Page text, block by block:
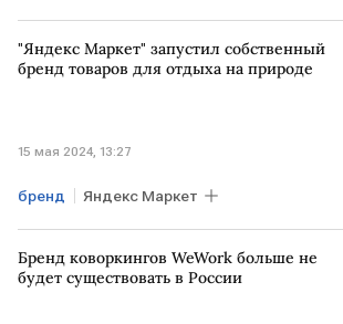
МОСКВА
"Яндекс Маркет" запустил собственный
бренд товаров для отдыха на природе
15 мая 2024, 13:27
бренд Яндекс Маркет
Бренд коворкингов WeWork больше не
будет существовать в России